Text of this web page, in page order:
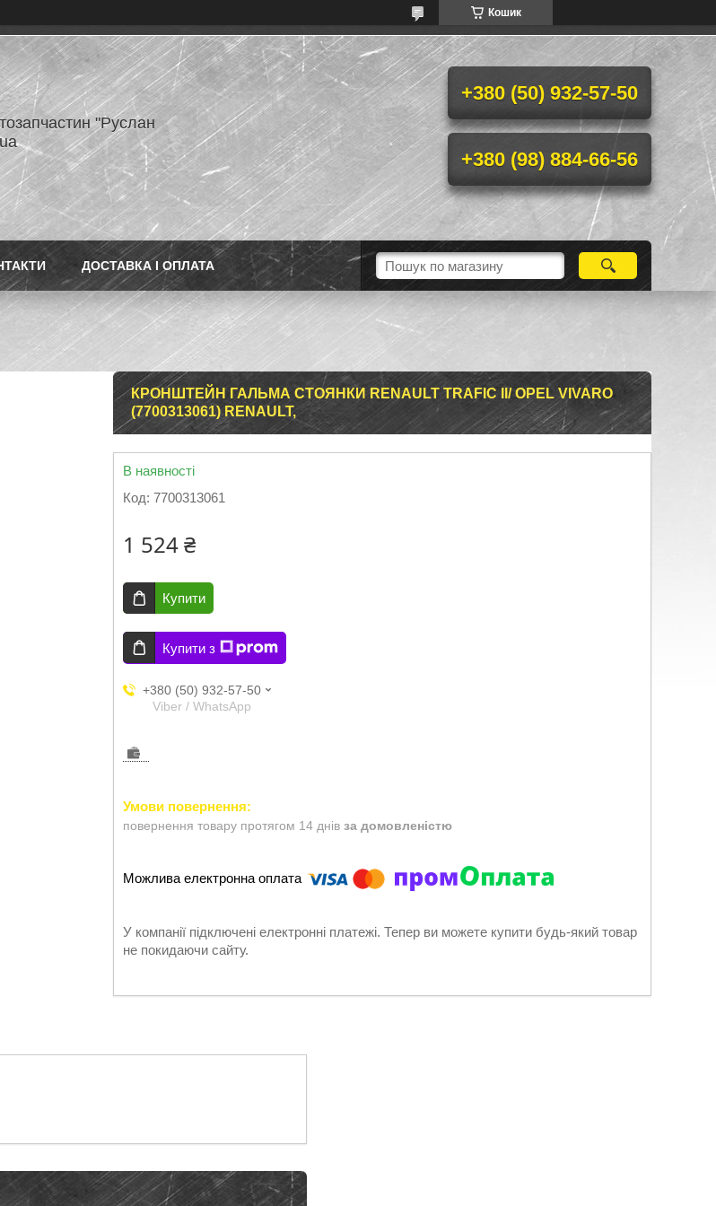
Кошик
"Руслан
+380 (50) 932-57-50
+380 (98) 884-66-56
ДОСТАВКА І ОПЛАТА
КРОНШТЕЙН ГАЛЬМА СТОЯНКИ RENAULT TRAFIC II/ OPEL VIVARO
(7700313061) RENAULT,
В наявності
Код: 7700313061
1 524 ₴
Купити
Купити з
+380 (50) 932-57-50
Viber / WhatsApp
повернення товару протягом 14 днів за домовленістю
У компанії підключені електронні платежі. Тепер ви можете купити будь-який товар
не покидаючи сайту.